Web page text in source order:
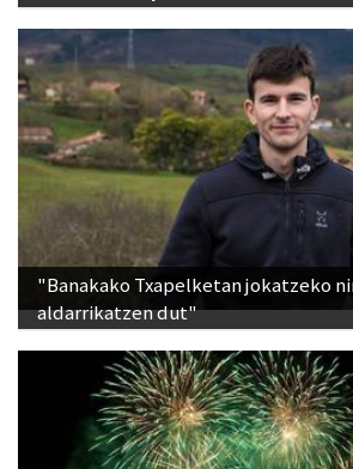
"Banakako Txapelketan jokatzeko
aldarrikatzen dut"